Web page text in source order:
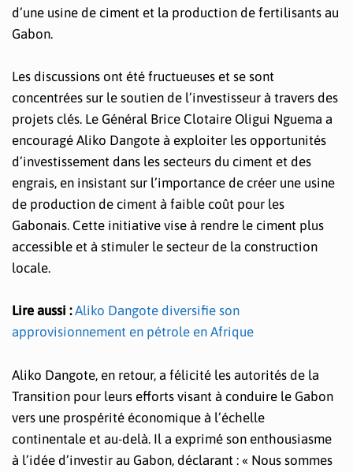
d’une usine de ciment et la production de fertilisants au
Gabon.
Les discussions ont été fructueuses et se sont
concentrées sur le soutien de l’investisseur à travers des
projets clés. Le Général Brice Clotaire Oligui Nguema a
encouragé Aliko Dangote à exploiter les opportunités
d’investissement dans les secteurs du ciment et des
engrais, en insistant sur l’importance de créer une usine
de production de ciment à faible coût pour les
Gabonais. Cette initiative vise à rendre le ciment plus
accessible et à stimuler le secteur de la construction
locale.
Lire aussi :Aliko Dangote diversifie son
approvisionnement en pétrole en Afrique
Aliko Dangote, en retour, a félicité les autorités de la
Transition pour leurs efforts visant à conduire le Gabon
vers une prospérité économique à l’échelle
continentale et au-delà. Il a exprimé son enthousiasme
à l’idée d’investir au Gabon, déclarant : « Nous sommes